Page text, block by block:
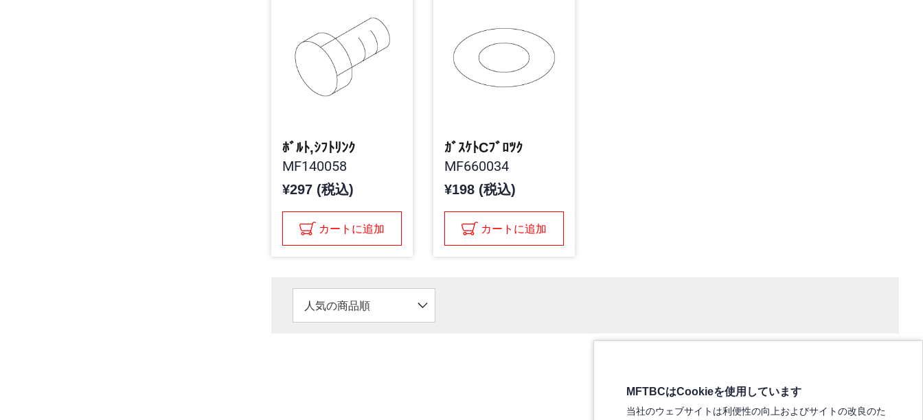
ﾎﾞﾙﾄ,ｼﾌﾄﾘﾝｸ
MF140058
¥297 (税込)
カートに追加
ｶﾞｽｹﾄCﾌﾞﾛﾂｸ
MF660034
¥198 (税込)
カートに追加
人気の商品順
MFTBCはCookieを使用しています
当社のウェブサイトは利便性の向上およびサイトの改良のた